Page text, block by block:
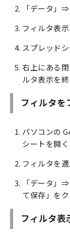
「データ」
フィルタ表
スプレッド
右上にある
ルタ表示を終
フィルタを
パソコンの
シートを開く
フィルタを
「データ」
て保存」を
フィルタ表